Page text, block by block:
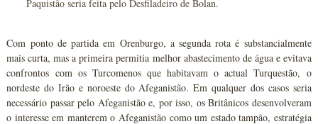
Paquistão seria feita pelo Desfiladeiro de Bolan.
Com ponto de partida em Orenburgo, a segunda rota é substancialmente
mais curta, mas a primeira permitia melhor abastecimento de água e evitava
confrontos com os Turcomenos que habitavam o actual Turquestão, o
nordeste do Irão e noroeste do Afeganistão. Em qualquer dos casos seria
necessário passar pelo Afeganistão e, por isso, os Britânicos desenvolveram
o interesse em manterem o Afeganistão como um estado tampão, estratégia